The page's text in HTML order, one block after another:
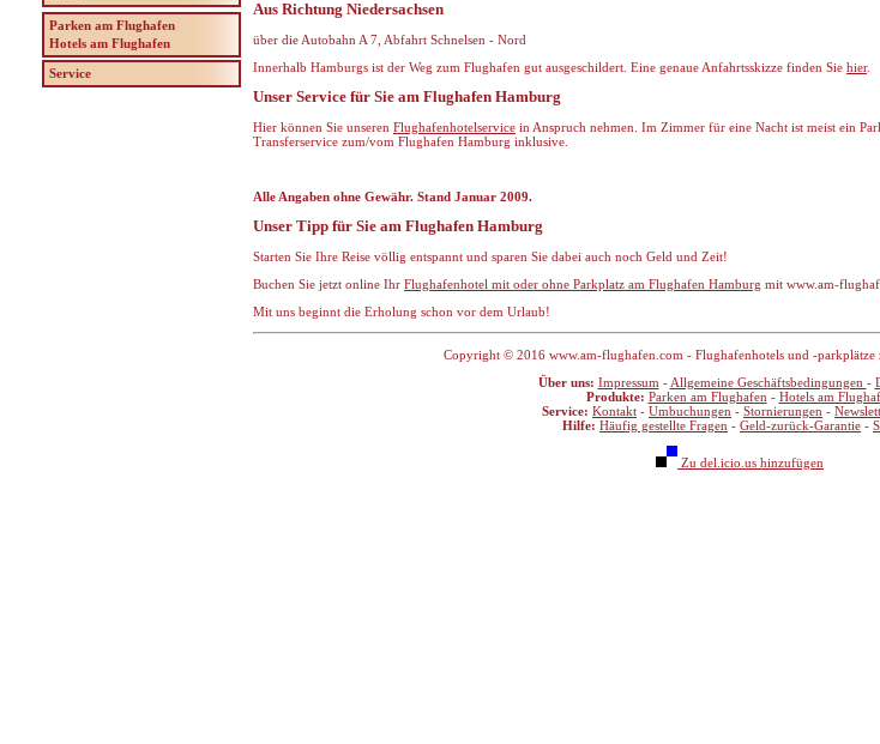
Aus Richtung Niedersachsen
über die Autobahn A 7, Abfahrt Schnelsen - Nord
Innerhalb Hamburgs ist der Weg zum Flughafen gut ausgeschildert. Eine genaue Anfahrtsskizze finden Sie hier.
Unser Service für Sie am Flughafen Hamburg
Hier können Sie unseren Flughafenhotelservice in Anspruch nehmen. Im Zimmer für eine Nacht ist meist ein
Transferservice zum/vom Flughafen Hamburg inklusive.
Alle Angaben ohne Gewähr. Stand Januar 2009.
Unser Tipp für Sie am Flughafen Hamburg
Starten Sie Ihre Reise völlig entspannt und sparen Sie dabei auch noch Geld und Zeit!
Buchen Sie jetzt online Ihr Flughafenhotel mit oder ohne Parkplatz am Flughafen Hamburg mit www.am-
Mit uns beginnt die Erholung schon vor dem Urlaub!
Copyright © 2016 www.am-flughafen.com - Flughafenhotels und -parkplätze
Über uns: Impressum - Allgemeine Geschäftsbedingungen -
Produkte: Parken am Flughafen - Hotels am
Service: Kontakt - Umbuchungen - Stornierungen -
Hilfe: Häufig gestellte Fragen - Geld-zurück-Garantie -
Zu del.icio.us hinzufügen
Parken am Flughafen
Hotels am Flughafen
Service